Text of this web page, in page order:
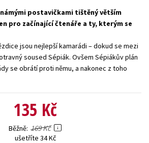
postavičkami tištěný větším
pro začínající čtenáře a ty, kterým se
jsou nejlepší kamarádi – dokud se mezi
soused Sépiák. Ovšem Sépiákův plán
se obrátí proti němu, a nakonec z toho
135 Kč
Běžně 169 Kč
ušetříte 34 Kč